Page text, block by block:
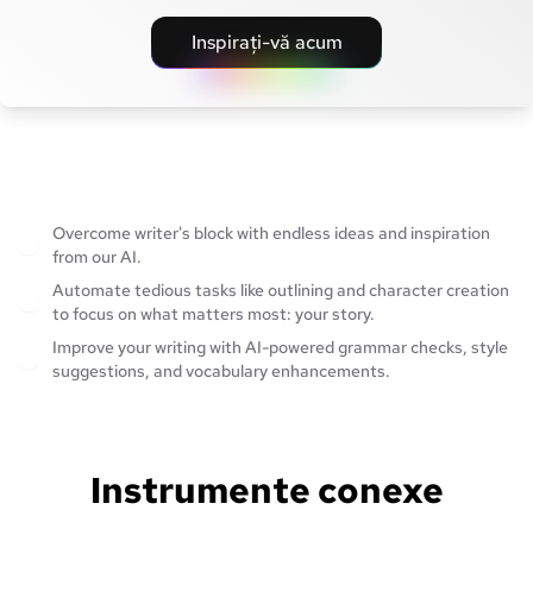
Inspirați-vă acum
Overcome writer's block with endless ideas and inspiration
from our AI.
Automate tedious tasks like outlining and character creation
to focus on what matters most: your story.
Improve your writing with AI-powered grammar checks, style
suggestions, and vocabulary enhancements.
Instrumente conexe